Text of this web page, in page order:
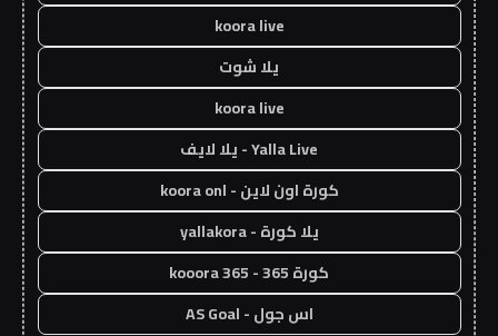
koora live
يلا شوت
koora live
Yalla Live - يلا لايف
كورة اون لاين - koora onl
يلا كورة - yallakora
كورة 365 - kooora 365
اس جول - AS Goal